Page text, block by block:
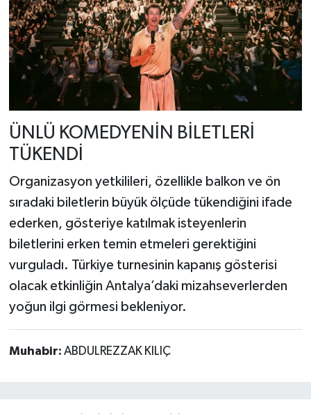
ÜNLÜ KOMEDYENİN BİLETLERİ
TÜKENDİ
Organizasyon yetkilileri, özellikle balkon ve ön
sıradaki biletlerin büyük ölçüde tükendiğini ifade
ederken, gösteriye katılmak isteyenlerin
biletlerini erken temin etmeleri gerektiğini
vurguladı. Türkiye turnesinin kapanış gösterisi
olacak etkinliğin Antalya’daki mizahseverlerden
yoğun ilgi görmesi bekleniyor.
Muhabir: ABDULREZZAK KILIÇ